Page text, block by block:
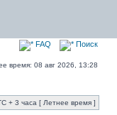
FAQ Поиск
время: 08 авг 2026, 13:28
+ 3 часа [ Летнее время ]